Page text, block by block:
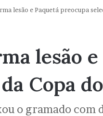
lesão e Paquetá preocupa
lesão
Copa
o gramado com